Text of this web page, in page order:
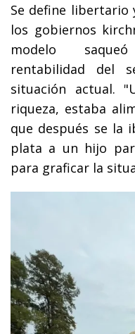
Se define libertario
los gobiernos
modelo
rentabilidad del
situación actual.
riqueza, estaba
que después se la
plata a un hijo
para graficar la